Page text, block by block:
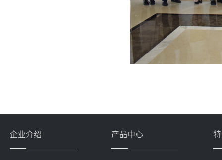
企业介绍 产品中心